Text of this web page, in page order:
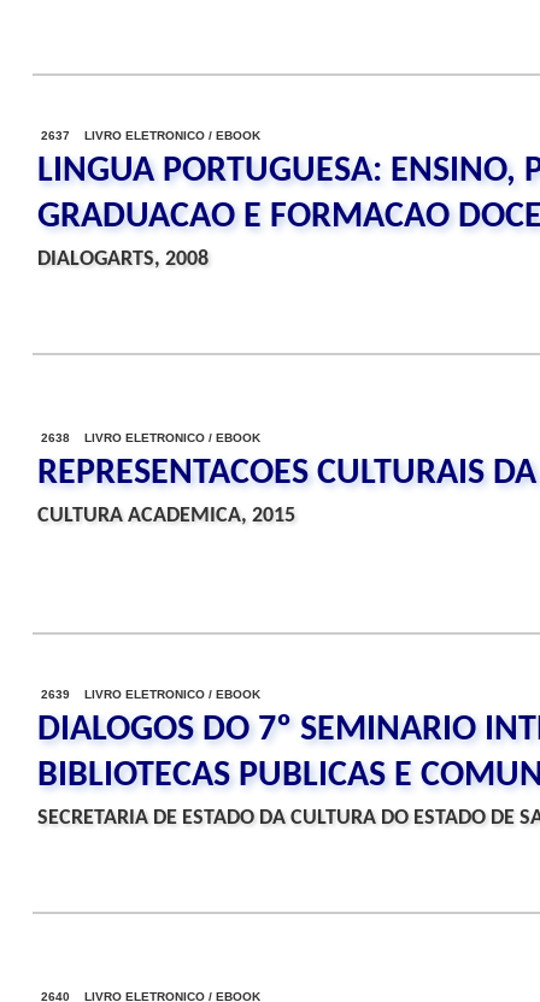
2637 LIVRO ELETRONICO / EBOOK
LINGUA PORTUGUESA: ENSINO,
GRADUACAO E FORMACAO
DIALOGARTS, 2008
2638 LIVRO ELETRONICO / EBOOK
REPRESENTACOES CULTURAIS
CULTURA ACADEMICA, 2015
2639 LIVRO ELETRONICO / EBOOK
DIALOGOS DO 7º SEMINARIO
BIBLIOTECAS PUBLICAS E
SECRETARIA DE ESTADO DA CULTURA DO ESTADO DE
2640 LIVRO ELETRONICO / EBOOK